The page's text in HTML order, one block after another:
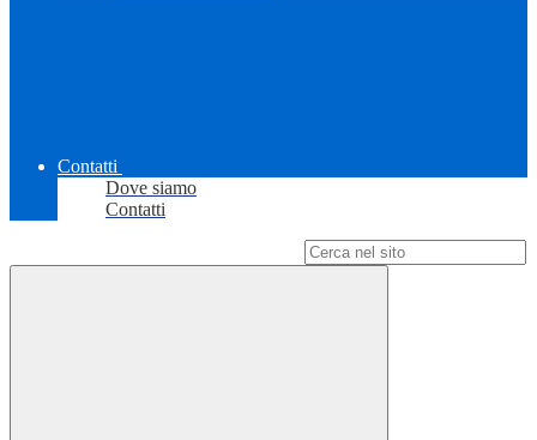
Contatti
Dove siamo
Contatti